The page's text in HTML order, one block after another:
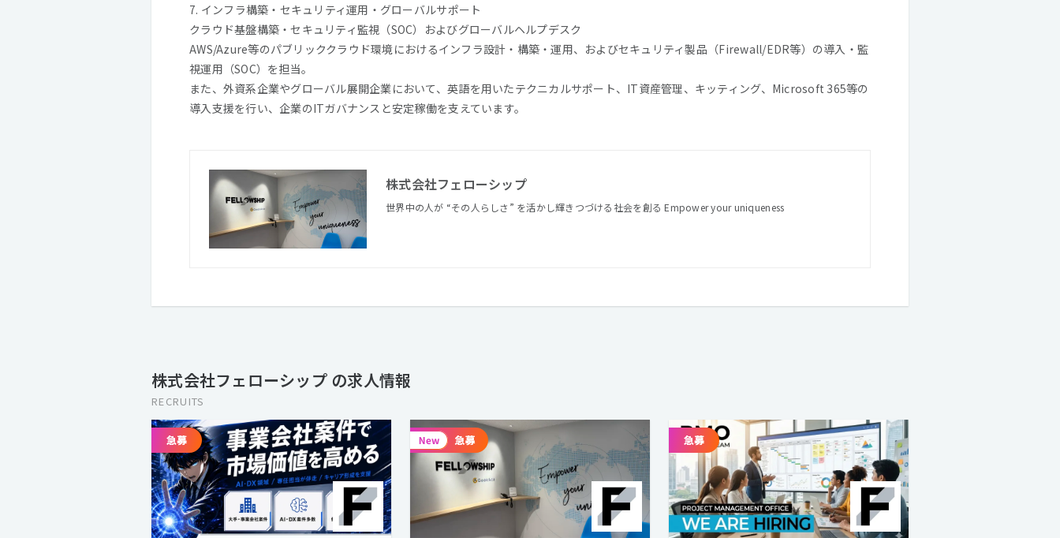
7. インフラ構築・セキュリティ運用・グローバルサポート
クラウド基盤構築・セキュリティ監視（SOC）およびグローバルヘルプデスク
AWS/Azure等のパブリッククラウド環境におけるインフラ設計・構築・運用、およびセキュリティ製品（Firewall/EDR等）の導入・監
視運用（SOC）を担当。
また、外資系企業やグローバル展開企業において、英語を用いたテクニカルサポート、IT資産管理、キッティング、Microsoft 365等の
導入支援を行い、企業のITガバナンスと安定稼働を支えています。
株式会社フェローシップ
世界中の人が “その人らしさ” を活かし輝きつづける社会を創る Empower your uniqueness
株式会社フェローシップ の求人情報
RECRUITS